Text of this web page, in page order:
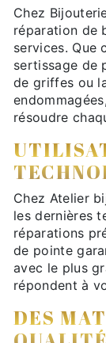
Chez
réparation de
services. Que
sertissage de
de griffes ou
résoudre
Chez Atelier
les dernières
réparations
de pointe
avec le plus
répondent à
DES